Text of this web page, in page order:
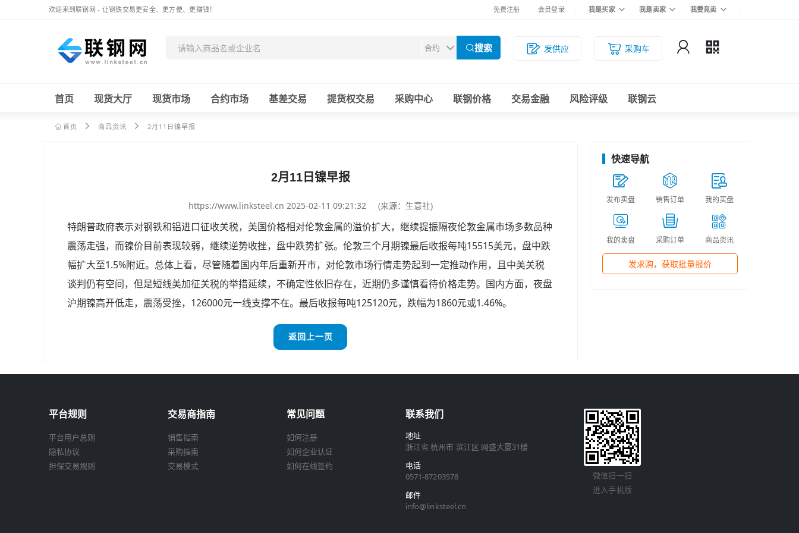
欢迎来到联钢网 - 让钢铁交易更安全、更方便、更赚钱！ 免费注册 会员登录 我是买家 我是卖家 我要竞卖
搜索 发供应 采购车
首页 现货大厅 现货市场 合约市场 基差交易 提货权交易 采购中心 联钢价格 交易金融 风险评级 联钢云
首页 商品资讯 2月11日镍早报
2月11日镍早报
https://www.linksteel.cn 2025-02-11 09:21:32 (来源：生意社)
特朗普政府表示对钢铁和铝进口征收关税，美国价格相对伦敦金属的溢价扩大，继续提振隔夜伦敦金属市场多数品种
震荡走强，而镍价目前表现较弱，继续逆势收挫，盘中跌势扩张。伦敦三个月期镍最后收报每吨15515美元，盘中跌
幅扩大至1.5%附近。总体上看，尽管随着国内年后重新开市，对伦敦市场行情走势起到一定推动作用，且中美关税
谈判仍有空间，但是短线美加征关税的举措延续，不确定性依旧存在，近期仍多谨慎看待价格走势。国内方面，夜盘
沪期镍高开低走，震荡受挫，126000元一线支撑不在。最后收报每吨125120元，跌幅为1860元或1.46%。
返回上一页
快速导航
发布卖盘 销售订单 我的买盘
我的卖盘 采购订单 商品资讯
发求购，获取批量报价
平台规则
平台用户总则
隐私协议
担保交易规则
交易商指南
销售指南
采购指南
交易模式
常见问题
如何注册
如何企业认证
如何在线签约
联系我们
地址
浙江省 杭州市 滨江区 网盛大厦31楼
电话
0571-87203578
邮件
info@linksteel.cn
微信扫一扫
进入手机版